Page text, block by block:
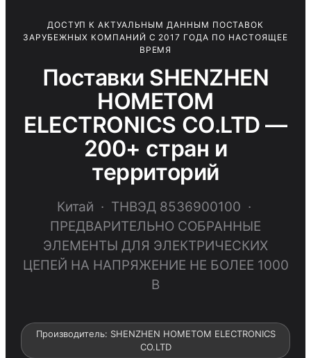
ДОСТУП К АКТУАЛЬНЫМ ДАННЫМ ПОСТАВОК
ЗАРУБЕЖНЫХ КОМПАНИЙ С 2017 ГОДА ПО НАСТОЯЩЕЕ
ВРЕМЯ
Поставки SHENZHEN
HOMETOM
ELECTRONICS CO.LTD —
200+ стран и
территорий
Китай · ТНВЭД 8536900100 ·
ПРЕДВАРИТЕЛЬНО СОБРАННЫЕ
ЭЛЕМЕНТЫ ДЛЯ ЭЛЕКТРИЧЕСКИХ
ЦЕПЕЙ НА НАПРЯЖЕНИЕ НЕ БОЛЕЕ 1000
В
Производитель: SHENZHEN HOMETOM ELECTRONICS
CO.LTD